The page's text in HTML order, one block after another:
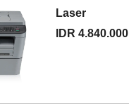
Laser
IDR 4.840.000